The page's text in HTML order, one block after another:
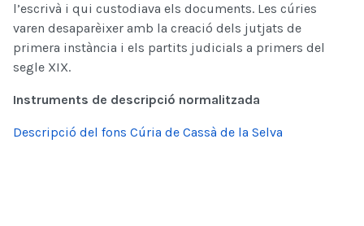
l’escrivà i qui custodiava els documents. Les cúries
varen desaparèixer amb la creació dels jutjats de
primera instància i els partits judicials a primers del
segle XIX.
Instruments de descripció normalitzada
Descripció del fons Cúria de Cassà de la Selva